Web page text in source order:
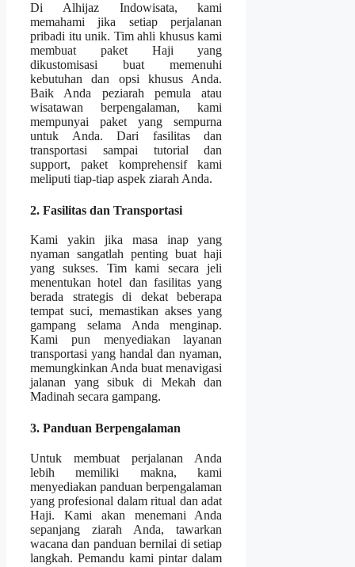
Di Alhijaz Indowisata, kami
memahami jika setiap perjalanan
pribadi itu unik. Tim ahli khusus kami
membuat paket Haji yang
dikustomisasi buat memenuhi
kebutuhan dan opsi khusus Anda.
Baik Anda peziarah pemula atau
wisatawan berpengalaman, kami
mempunyai paket yang sempurna
untuk Anda. Dari fasilitas dan
transportasi sampai tutorial dan
support, paket komprehensif kami
meliputi tiap-tiap aspek ziarah Anda.
2. Fasilitas dan Transportasi
Kami yakin jika masa inap yang
nyaman sangatlah penting buat haji
yang sukses. Tim kami secara jeli
menentukan hotel dan fasilitas yang
berada strategis di dekat beberapa
tempat suci, memastikan akses yang
gampang selama Anda menginap.
Kami pun menyediakan layanan
transportasi yang handal dan nyaman,
memungkinkan Anda buat menavigasi
jalanan yang sibuk di Mekah dan
Madinah secara gampang.
3. Panduan Berpengalaman
Untuk membuat perjalanan Anda
lebih memiliki makna, kami
menyediakan panduan berpengalaman
yang profesional dalam ritual dan adat
Haji. Kami akan menemani Anda
sepanjang ziarah Anda, tawarkan
wacana dan panduan bernilai di setiap
langkah. Pemandu kami pintar dalam